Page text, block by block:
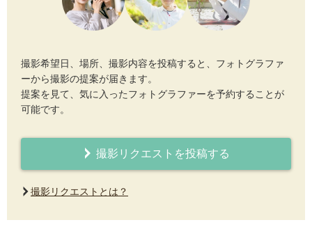
撮影希望日、場所、撮影内容を投稿すると、フォトグラファ
ーから撮影の提案が届きます。
提案を見て、気に入ったフォトグラファーを予約することが
可能です。
撮影リクエストを投稿する
撮影リクエストとは？